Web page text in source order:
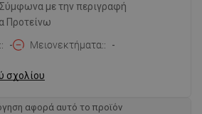
Σύμφωνα με την περιγραφή
Προτείνω
- Μειονεκτήματα: -
σχολίου
αφορά αυτό το προϊόν